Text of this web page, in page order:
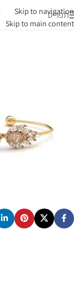
Skip to navigation
Skip to main content
תפריט